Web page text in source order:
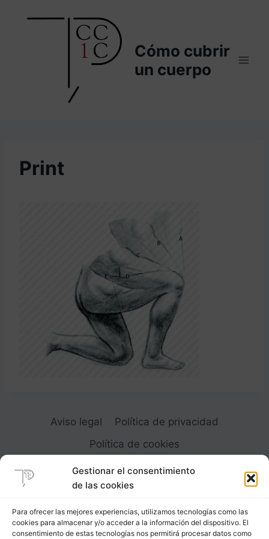
Gestionar el consentimiento
de las cookies
Para ofrecer las mejores experiencias, utilizamos tecnologías como las
cookies para almacenar y/o acceder a la información del dispositivo. El
consentimiento de estas tecnologías nos permitirá procesar datos como
Cómo cubrir
un cuerpo
Print
Aviso legal
Política de privacidad
Política de cookies
Carrer Provença, 183